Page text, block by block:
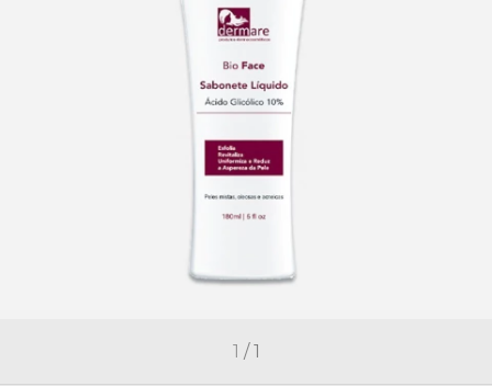
1 /1